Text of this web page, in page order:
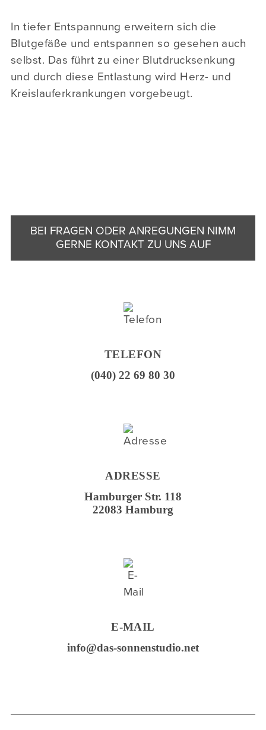
In tiefer Entspannung erweitern sich die
Blutgefäße und entspannen so gesehen auch
selbst. Das führt zu einer Blutdrucksenkung
und durch diese Entlastung wird Herz- und
Kreislauferkrankungen vorgebeugt.
BEI FRAGEN ODER ANREGUNGEN NIMM
GERNE KONTAKT ZU UNS AUF
TELEFON
(040) 22 69 80 30
ADRESSE
Hamburger Str. 118
22083 Hamburg
E-MAIL
info@das-sonnenstudio.net